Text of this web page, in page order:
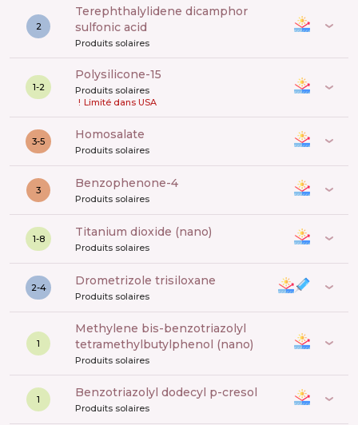
2
terephthalylidene dicamphor
sulfonic acid
Produits solaires
1-2
polysilicone-15
Produits solaires
! Limité dans USA
3-5 Homosalate
Produits solaires
3 benzophenone-4
Produits solaires
1-8 titanium dioxide (nano)
Produits solaires
2-4 drometrizole trisiloxane
Produits solaires
1
methylene bis-benzotriazolyl
tetramethylbutylphenol (nano)
Produits solaires
1 benzotriazolyl dodecyl p-cresol
Produits solaires